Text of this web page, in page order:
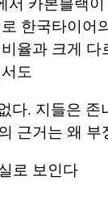
한국타이어
율과 크게
도
다. 지들은
근거는 왜 부
로 보인다